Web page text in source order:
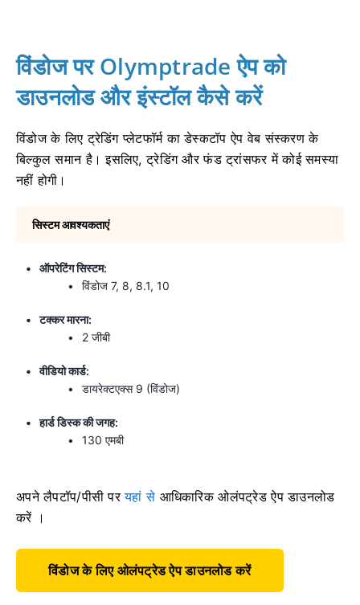
विंडोज पर Olymptrade ऐप को
डाउनलोड और इंस्टॉल कैसे करें
विंडोज के लिए ट्रेडिंग प्लेटफॉर्म का डेस्कटॉप ऐप वेब संस्करण के
बिल्कुल समान है। इसलिए, ट्रेडिंग और फंड ट्रांसफर में कोई समस्या
नहीं होगी।
सिस्टम आवश्यकताएं
ऑपरेटिंग सिस्टम:
विंडोज 7, 8, 8.1, 10
टक्कर मारना:
2 जीबी
वीडियो कार्ड:
डायरेक्टएक्स 9 (विंडोज)
हार्ड डिस्क की जगह:
130 एमबी
अपने लैपटॉप/पीसी परयहां से आधिकारिक ओलंपट्रेड ऐप डाउनलोड
करें ।
विंडोज के लिए ओलंपट्रेड ऐप डाउनलोड करें